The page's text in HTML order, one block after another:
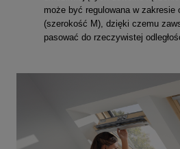
może być regulowana w zakresie
(szerokość M), dzięki czemu
pasować do rzeczywistej